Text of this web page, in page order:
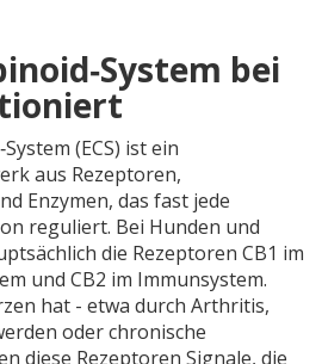
bei
(ECS) ist ein
aus Rezeptoren,
Enzymen, das fast jede
reguliert. Bei Hunden und
die Rezeptoren CB1 im
und CB2 im Immunsystem.
hat - etwa durch Arthritis,
oder chronische
diese Rezeptoren Signale, die